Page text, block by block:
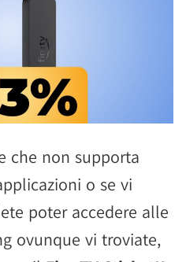
che non supporta
o se vi
poter accedere alle
ovunque vi troviate,